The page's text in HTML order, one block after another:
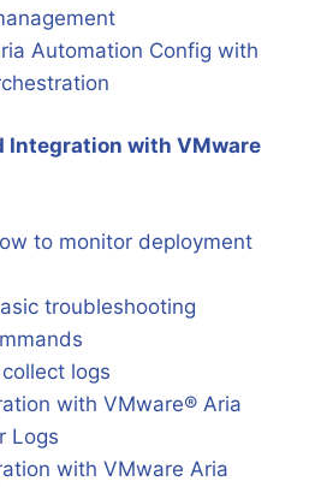
Automation Config with
Integration with VMware
to monitor deployment
troubleshooting
logs
with VMware® Aria
Logs
with VMware Aria